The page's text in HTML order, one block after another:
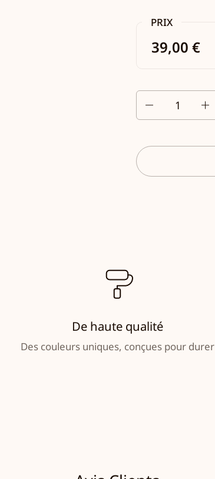
PRIX
39,00 €
Quantité
De haute qualité
Des couleurs uniques, conçues pour durer